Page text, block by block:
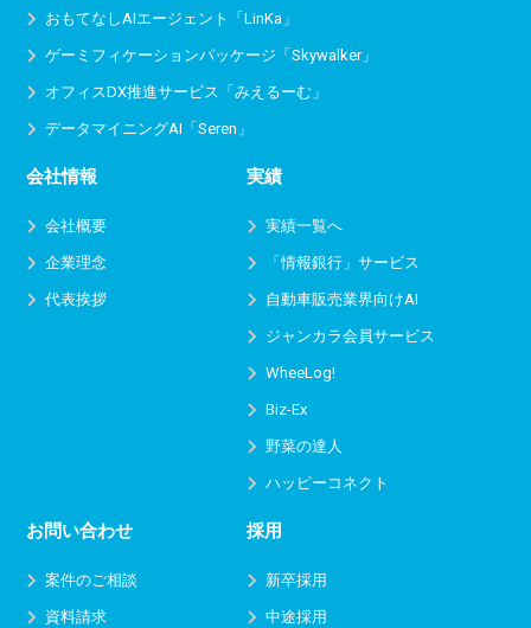
おもてなしAIエージェント「LinKa」
ゲーミフィケーションパッケージ「Skywalker」
オフィスDX推進サービス 「みえるーむ」
データマイニングAI「Seren」
会社情報
会社概要
企業理念
代表挨拶
実績
実績一覧へ
「情報銀行」サービス
自動車販売業界向けAI
ジャンカラ会員サービス
WheeLog!
Biz-Ex
野菜の達人
ハッピーコネクト
お問い合わせ
案件のご相談
資料請求
採用
新卒採用
中途採用